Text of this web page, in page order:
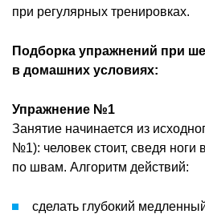
при регулярных тренировках.
Подборка упражнений при
в домашних условиях:
Упражнение №1
Занятие начинается из
№1): человек стоит, сведя ноги
по швам. Алгоритм действий:
сделать глубокий